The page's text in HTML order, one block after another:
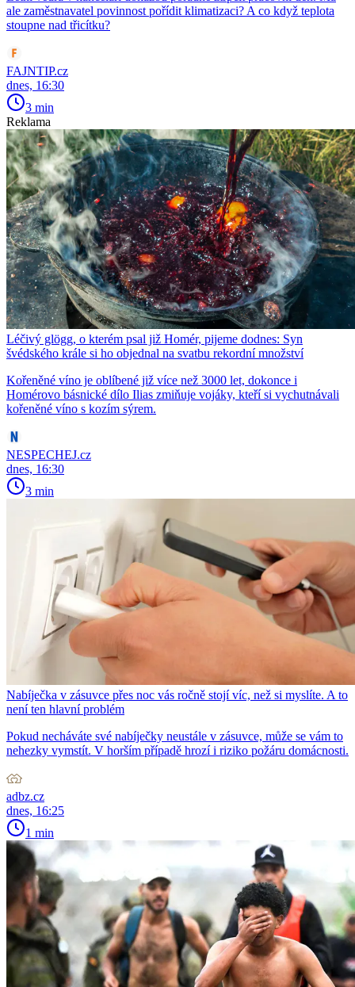
ale zaměstnavatel povinnost pořídit klimatizaci? A co když teplota
stoupne nad třicítku?
FAJNTIP.cz
dnes, 16:30
3 min
Reklama
Léčivý glögg, o kterém psal již Homér, pijeme dodnes: Syn
švédského krále si ho objednal na svatbu rekordní množství
Kořeněné víno je oblíbené již více než 3000 let, dokonce i
Homérovo básnické dílo Ilias zmiňuje vojáky, kteří si vychutnávali
kořeněné víno s kozím sýrem.
NESPECHEJ.cz
dnes, 16:30
3 min
Nabíječka v zásuvce přes noc vás ročně stojí víc, než si myslíte. A to
není ten hlavní problém
Pokud necháváte své nabíječky neustále v zásuvce, může se vám to
nehezky vymstít. V horším případě hrozí i riziko požáru domácnosti.
adbz.cz
dnes, 16:25
1 min